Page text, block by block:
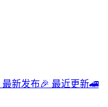
最新发布🎉 最近更新🚄